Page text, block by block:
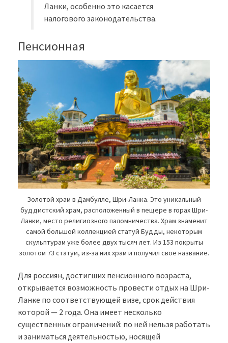
Ланки, особенно это касается
налогового законодательства.
Пенсионная
Золотой храм в Дамбулле, Шри-Ланка. Это уникальный
буддистский храм, расположенный в пещере в горах Шри-
Ланки, место религиозного паломничества. Храм знаменит
самой большой коллекцией статуй Будды, некоторым
скульптурам уже более двух тысяч лет. Из 153 покрыты
золотом 73 статуи, из-за них храм и получил своё название.
Для россиян, достигших пенсионного возраста,
открывается возможность провести отдых на Шри-
Ланке по соответствующей визе, срок действия
которой — 2 года. Она имеет несколько
существенных ограничений: по ней нельзя работать
и заниматься деятельностью, носящей